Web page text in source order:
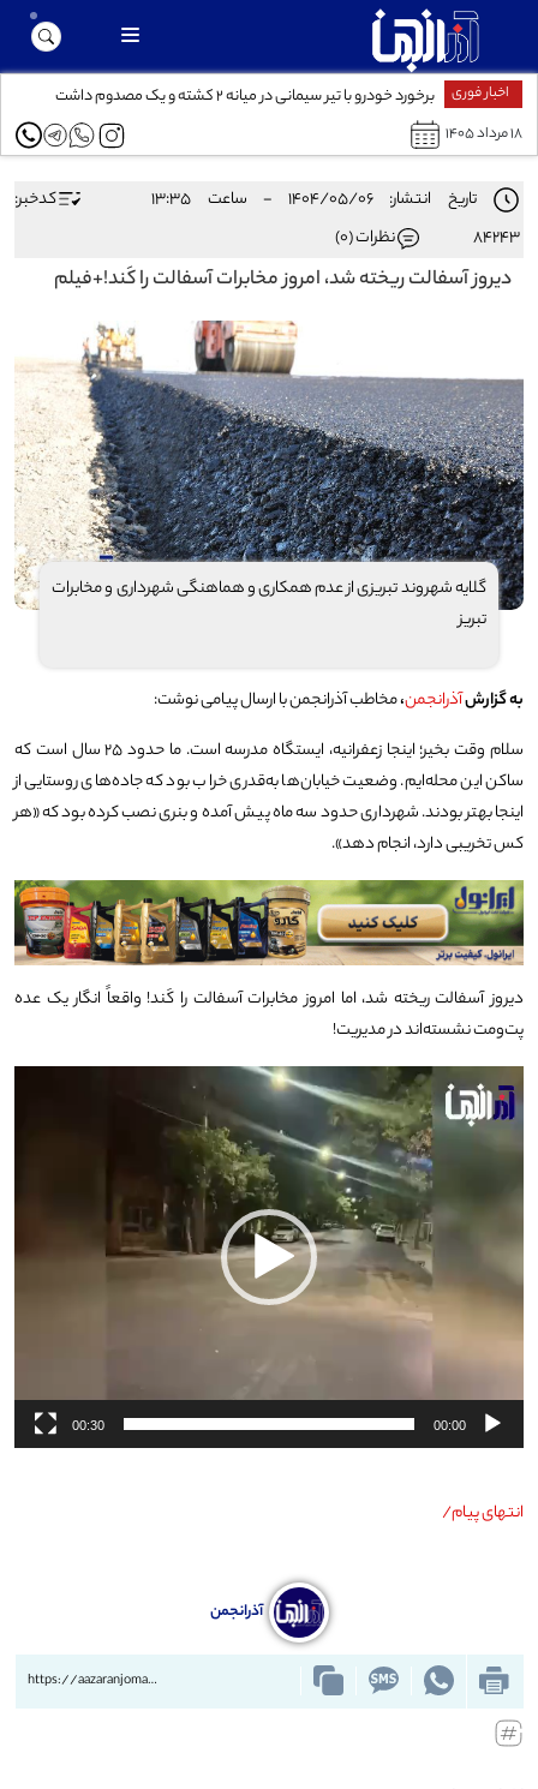
اخبار فوری برخورد خودرو با تیر سیمانی در میانه ۲ کشته و یک مصدوم داشت
۱۸ مرداد ۱۴۰۵
تاریخ انتشار: ۱۴۰۴/۰۵/۰۶ - ساعت ۱۳:۳۵
کدخبر:
84243
نظرات (0)
دیروز آسفالت ریخته شد، امروز مخابرات آسفالت را کَند!+فیلم
گلایه شهروند تبریزی از عدم همکاری و هماهنگی شهرداری و مخابرات
تبریز
به گزارشآذرانجمن،مخاطب آذرانجمن با ارسال پیامی نوشت:
سلام وقت بخیر؛ اینجا زعفرانیه، ایستگاه مدرسه است. ما حدود ۲۵ سال است که
ساکن این محله‌ایم. وضعیت خیابان‌ها به‌قدری خراب بود که جاده‌های روستایی از
اینجا بهتر بودند. شهرداری حدود سه ماه پیش آمده و بنری نصب کرده بود که «هر
کس تخریبی دارد، انجام دهد».
دیروز آسفالت ریخته شد، اما امروز مخابرات آسفالت را کَند! واقعاً انگار یک عده
پت‌و‌مت نشسته‌اند در مدیریت!
نمایشگر
ویدیو
00:00
00:30
انتهای پیام/
آذرانجمن
https://aazaranjoman.ir/?p=84243